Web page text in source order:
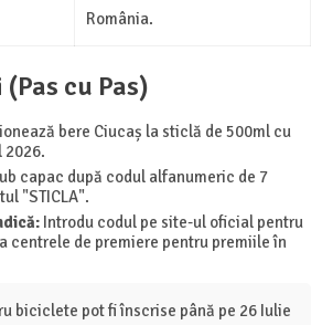
România.
cu Pas)
bere Ciucaș la sticlă de 500ml cu
2026.
capac după codul alfanumeric de 7
"STICLA".
Introdu codul pe site-ul oficial pentru
centrele de premiere pentru premiile în
biciclete pot fi înscrise până pe 26 Iulie